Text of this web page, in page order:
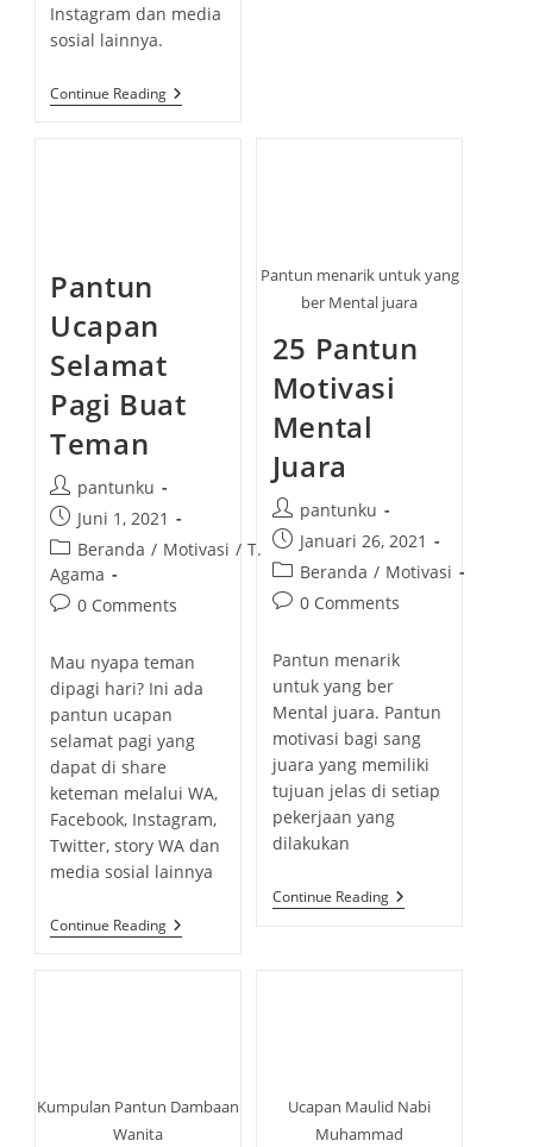
Instagram dan media
sosial lainnya.
Continue Reading4
6
S
E
A
A
N
B
U
2
4
D
A
N
Pantun
Ucapan
Selamat
Pagi Buat
Teman
P
o
s
t
a
u
h
o
r
:
pantunku
P
o
s
t
p
b
l
i
s
h
e
d
:
Juni 1, 2021
P
o
s
a
t
e
g
o
r
y
:
Beranda / Motivasi / T.
Agama
P
s
o
m
m
e
n
t
s
0 Comments
Mau nyapa teman
dipagi hari? Ini ada
pantun ucapan
selamat pagi yang
dapat di share
keteman melalui WA,
Facebook, Instagram,
Twitter, story WA dan
media sosial lainnya
Continue ReadingP
A
N
Pantun menarik untuk yang
ber Mental juara
25 Pantun
Motivasi
Mental
Juara
P
o
s
t
a
t
h
o
r
:
pantunku
P
o
s
t
u
b
l
i
s
h
e
d
Januari 26, 2021
P
o
c
a
t
e
g
o
r
y
Beranda / Motivasi
P
s
c
m
m
e
n
t
:
0 Comments
Pantun menarik
untuk yang ber
Mental juara. Pantun
motivasi bagi sang
juara yang memiliki
tujuan jelas di setiap
pekerjaan yang
dilakukan
Continue Reading2
5
A
S
Kumpulan Pantun Dambaan
Wanita
Ucapan Maulid Nabi
Muhammad